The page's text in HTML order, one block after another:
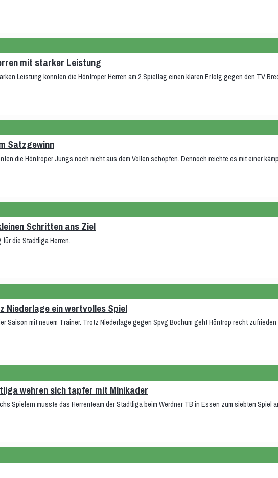
mit starker Leistung
Leistung konnten die Höntroper Herren am 2.Spieltag einen klaren Erfolg gegen den TV
Satzgewinn
die Höntroper Jungs noch nicht aus dem Vollen schöpfen. Dennoch reichte es mit einer
Schritten ans Ziel
die Stadtliga Herren.
Niederlage ein wertvolles Spiel
Saison mit neuem Trainer. Trotz Niederlage gegen Spvg Bochum geht Höntrop recht
wehren sich tapfer mit Minikader
Spielern musste das Herrenteam der Stadtliga beim Werdner TB in Essen zum siebten Spiel